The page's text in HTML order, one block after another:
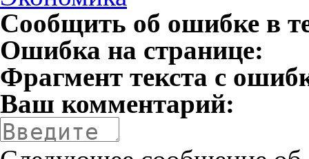
Сообщить об ошибке в
Ошибка на странице:
Фрагмент текста с
Ваш комментарий: